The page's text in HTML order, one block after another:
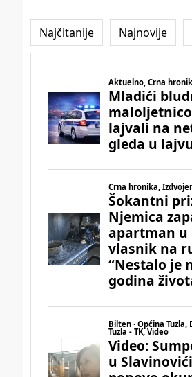
Najčitanije Najnovije